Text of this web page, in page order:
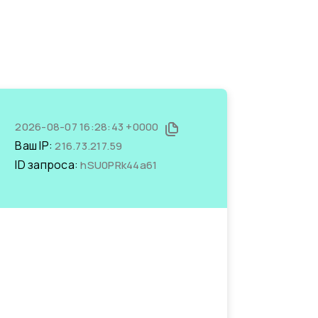
2026-08-07 16:28:43 +0000
Ваш IP:216.73.217.59
ID запроса:hSU0PRk44a61